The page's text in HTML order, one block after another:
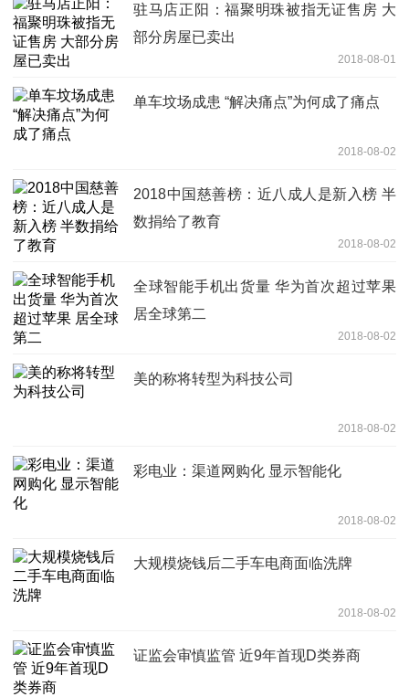
驻马店正阳：福聚明珠被指无证售房 大
部分房屋已卖出
2018-08-01
单车坟场成患 “解决痛点”为何成了痛点
2018-08-02
2018中国慈善榜：近八成人是新入榜 半
数捐给了教育
2018-08-02
全球智能手机出货量 华为首次超过苹果
居全球第二
2018-08-02
美的称将转型为科技公司
2018-08-02
彩电业：渠道网购化 显示智能化
2018-08-02
大规模烧钱后二手车电商面临洗牌
2018-08-02
证监会审慎监管 近9年首现D类券商